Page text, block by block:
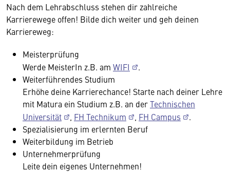
Nach dem Lehrabschluss stehen dir zahlreiche
Karrierewege offen! Bilde dich weiter und geh deinen
Karriereweg:
Meisterprüfung
Werde MeisterIn z.B. am WIFI
.
Weiterführendes Studium
Erhöhe deine Karrierechance! Starte nach deiner Lehre
mit Matura ein Studium z.B. an derTechnischen
Universität
FH Technikum FH Campus
.
Spezialisierung im erlernten Beruf
Weiterbildung im Betrieb
Unternehmerprüfung
Leite dein eigenes Unternehmen!